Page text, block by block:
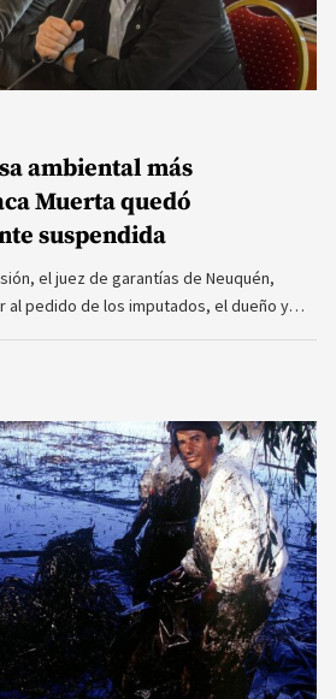
ambiental más
Muerta quedó
suspendida
el juez de garantías de Neuquén,
al pedido de los imputados, el dueño y…